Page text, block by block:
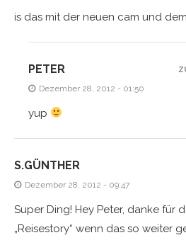
is das mit der neuen cam und
PETER
Dezember 28, 2012 - 01:50
yup
S.GÜNTHER
Dezember 28, 2012 - 09:47
Super Ding! Hey Peter, danke für
„Reisestory“ wenn das so weiter